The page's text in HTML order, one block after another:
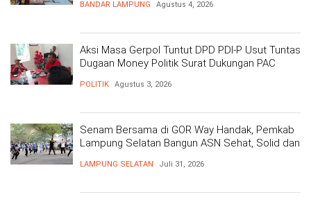
BANDAR LAMPUNG Agustus 4, 2026
Aksi Masa Gerpol Tuntut DPD PDI-P Usut Tuntas
Dugaan Money Politik Surat Dukungan PAC
POLITIK Agustus 3, 2026
Senam Bersama di GOR Way Handak, Pemkab
Lampung Selatan Bangun ASN Sehat, Solid dan
LAMPUNG SELATAN Juli 31, 2026